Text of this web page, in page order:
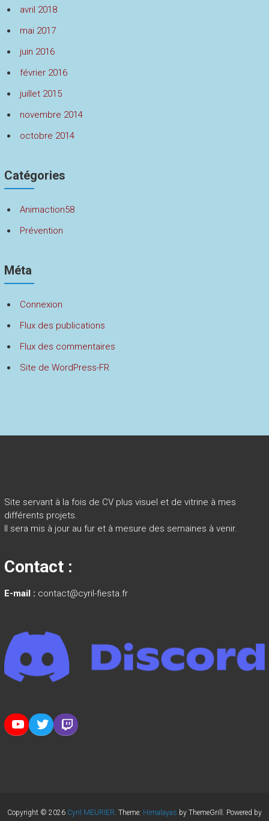
avril 2018
mai 2017
juin 2016
février 2016
juillet 2015
novembre 2014
octobre 2014
Catégories
Animaction58
Prévention
Méta
Connexion
Flux des publications
Flux des commentaires
Site de WordPress-FR
Site servant à la fois de CV plus visuel et de vitrine à mes
différents projets.
Il sera mis à jour au fur et à mesure des semaines à venir.
Contact :
E-mail : contact@cyril-fiesta.fr
YouTube
TwitterTwitch
Copyright © 2026 Cyril MEURIER . Theme: Himalayas by ThemeGrill. Powered by